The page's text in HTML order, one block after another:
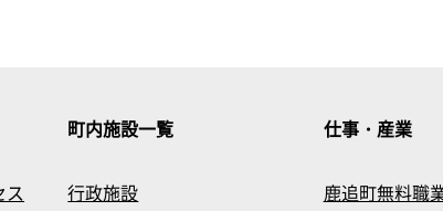
ス
町内施設一覧
行政施設
仕事・産業
鹿追町無料職